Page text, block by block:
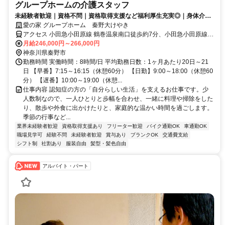
グループホームの介護スタッフ
未経験者歓迎｜資格不問｜資格取得支援など福利厚生充実◎｜身体介助
少なめ（対話が中心）
愛の家 グループホーム 秦野大けやき
アクセス 小田急小田原線 鶴巻温泉南口徒歩約7分、小田急小田原線
東海大学前南口徒歩約14分、小田急小田原線/東京メトロ千代田線 伊
勢原南口徒歩約59分 小田急小田原「鶴巻温泉」下車徒歩7分
月給246,000円～266,000円
神奈川県秦野市
勤務時間 実働時間：8時間/日 平均勤務日数：1ヶ月あたり20日～21
日 【早番】7:15～16:15（休憩60分） 【日勤】9:00～18:00（休憩60
分） 【遅番】10:00～19:00（休憩...
仕事内容 認知症の方の「自分らしい生活」を支えるお仕事です。少
人数制なので、一人ひとりと歩幅を合わせ、一緒に料理や掃除をした
り、散歩や外食に出かけたりと、家庭的な温かい時間を過ごします。
季節の行事など...
業界未経験者歓迎 資格取得支援あり フリーター歓迎 バイク通勤OK
車通勤OK
職場見学可
経験不問 未経験者歓迎 賞与あり ブランクOK
交通費支給
シフト制
社割あり 服装自由 髪型・髪色自由
アルバイト・パート